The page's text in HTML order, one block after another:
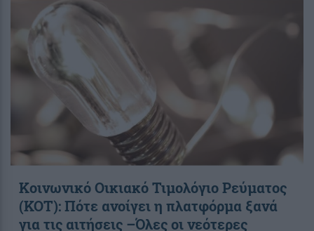
Κοινωνικό Οικιακό Τιμολόγιο Ρεύματος
(ΚΟΤ): Πότε ανοίγει η πλατφόρμα ξανά
για τις αιτήσεις –Όλες οι νεότερες